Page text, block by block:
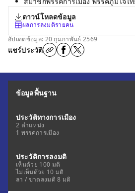
ดาวน์โหลดข้อมูล
ผลการลงมติรายคน
อัปเดตข้อมูล: 20 กุมภาพันธ์ 2569
แชร์ประวัติ
ข้อมูลพื้นฐาน
ประวัติทางการเมือง
2 ตำแหน่ง
1 พรรคการเมือง
ประวัติการลงมติ
เห็นด้วย 100 มติ
ไม่เห็นด้วย 10 มติ
ลา / ขาดลงมติ 8 มติ